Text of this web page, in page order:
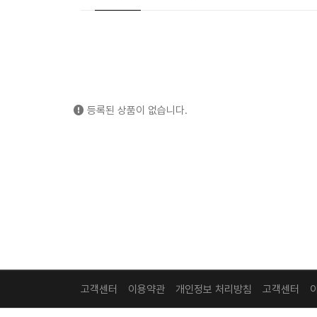
등록된 상품이 없습니다.
고객센터 이용약관 개인정보 처리방침 고객센터